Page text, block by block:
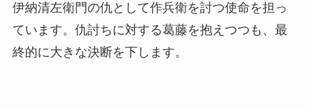
伊納清左衛門の仇として作兵衛を討つ使命を担っ
ています。仇討ちに対する葛藤を抱えつつも、最
終的に大きな決断を下します。